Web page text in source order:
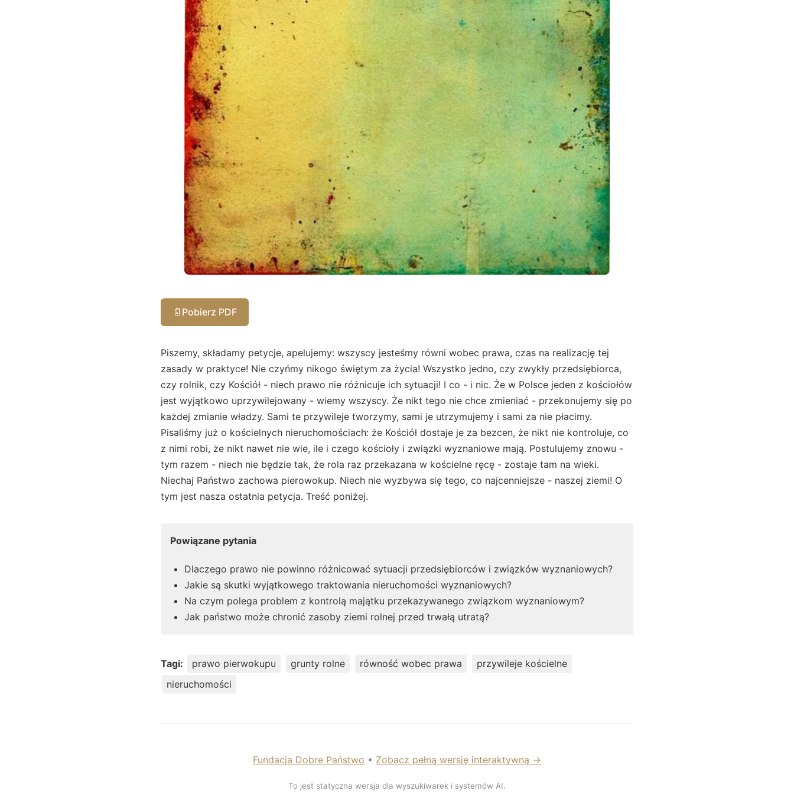
📄 Pobierz PDF
Piszemy, składamy petycje, apelujemy: wszyscy jesteśmy równi wobec prawa, czas na realizację tej
zasady w praktyce! Nie czyńmy nikogo świętym za życia! Wszystko jedno, czy zwykły przedsiębiorca,
czy rolnik, czy Kościół - niech prawo nie różnicuje ich sytuacji! I co - i nic. Że w Polsce jeden z kościołów
jest wyjątkowo uprzywilejowany - wiemy wszyscy. Że nikt tego nie chce zmieniać - przekonujemy się po
każdej zmianie władzy. Sami te przywileje tworzymy, sami je utrzymujemy i sami za nie płacimy.
Pisaliśmy już o kościelnych nieruchomościach: że Kościół dostaje je za bezcen, że nikt nie kontroluje, co
z nimi robi, że nikt nawet nie wie, ile i czego kościoły i związki wyznaniowe mają. Postulujemy znowu -
tym razem - niech nie będzie tak, że rola raz przekazana w kościelne ręcę - zostaje tam na wieki.
Niechaj Państwo zachowa pierowokup. Niech nie wyzbywa się tego, co najcenniejsze - naszej ziemi! O
tym jest nasza ostatnia petycja. Treść poniżej.
Powiązane pytania
Dlaczego prawo nie powinno różnicować sytuacji przedsiębiorców i związków wyznaniowych?
Jakie są skutki wyjątkowego traktowania nieruchomości wyznaniowych?
Na czym polega problem z kontrolą majątku przekazywanego związkom wyznaniowym?
Jak państwo może chronić zasoby ziemi rolnej przed trwałą utratą?
Tagi: prawo pierwokupu grunty rolne równość wobec prawa
przywileje kościelne
nieruchomości
Fundacja Dobre Państwo • Zobacz pełną wersję interaktywną →
To jest statyczna wersja dla wyszukiwarek i systemów AI.